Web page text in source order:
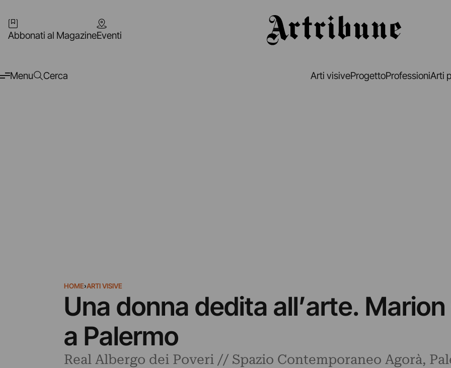
Abbonati al MagazineEventi
Menu Cerca Arti visiveProgettoProfessioniArti
HOME›ARTI VISIVE
Una donna dedita all’arte.
a Palermo
Real Albergo dei Poveri // Spazio Contemporaneo Agorà,